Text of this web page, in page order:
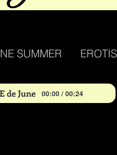
SUMMER
de June 00:00 / 00:24